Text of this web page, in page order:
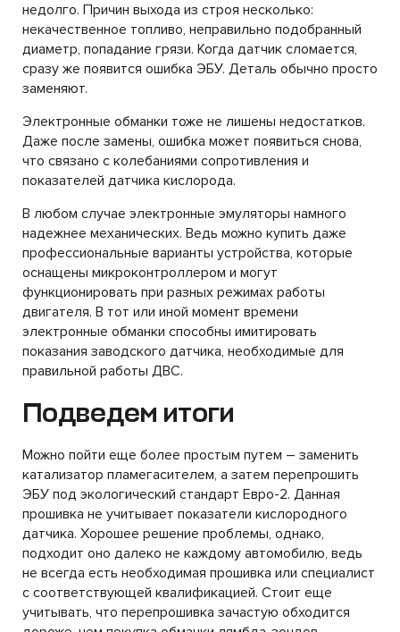
недолго. Причин выхода из строя несколько:
некачественное топливо, неправильно подобранный
диаметр, попадание грязи. Когда датчик сломается,
сразу же появится ошибка ЭБУ. Деталь обычно просто
заменяют.
Электронные обманки тоже не лишены недостатков.
Даже после замены, ошибка может появиться снова,
что связано с колебаниями сопротивления и
показателей датчика кислорода.
В любом случае электронные эмуляторы намного
надежнее механических. Ведь можно купить даже
профессиональные варианты устройства, которые
оснащены микроконтроллером и могут
функционировать при разных режимах работы
двигателя. В тот или иной момент времени
электронные обманки способны имитировать
показания заводского датчика, необходимые для
правильной работы ДВС.
Подведем итоги
Можно пойти еще более простым путем – заменить
катализатор пламегасителем, а затем перепрошить
ЭБУ под экологический стандарт Евро-2. Данная
прошивка не учитывает показатели кислородного
датчика. Хорошее решение проблемы, однако,
подходит оно далеко не каждому автомобилю, ведь
не всегда есть необходимая прошивка или специалист
с соответствующей квалификацией. Стоит еще
учитывать, что перепрошивка зачастую обходится